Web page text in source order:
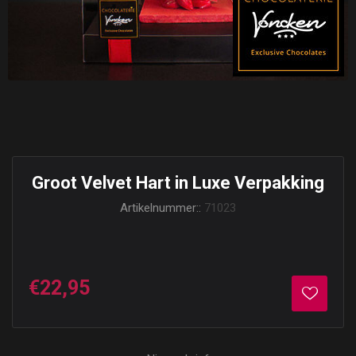
Groot Velvet Hart in Luxe Verpakking
Artikelnummer:: 71023
€22,95